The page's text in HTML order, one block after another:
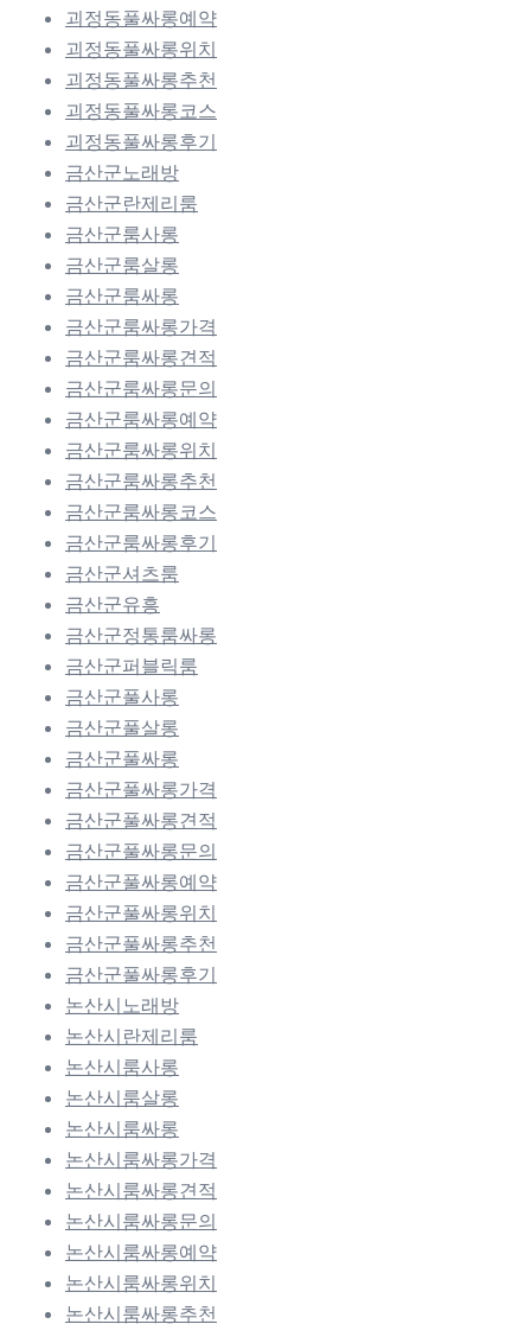
괴정동풀싸롱예약
괴정동풀싸롱위치
괴정동풀싸롱추천
괴정동풀싸롱코스
괴정동풀싸롱후기
금산군노래방
금산군란제리룸
금산군룸사롱
금산군룸살롱
금산군룸싸롱
금산군룸싸롱가격
금산군룸싸롱견적
금산군룸싸롱문의
금산군룸싸롱예약
금산군룸싸롱위치
금산군룸싸롱추천
금산군룸싸롱코스
금산군룸싸롱후기
금산군셔츠룸
금산군유흥
금산군정통룸싸롱
금산군퍼블릭룸
금산군풀사롱
금산군풀살롱
금산군풀싸롱
금산군풀싸롱가격
금산군풀싸롱견적
금산군풀싸롱문의
금산군풀싸롱예약
금산군풀싸롱위치
금산군풀싸롱추천
금산군풀싸롱후기
논산시노래방
논산시란제리룸
논산시룸사롱
논산시룸살롱
논산시룸싸롱
논산시룸싸롱가격
논산시룸싸롱견적
논산시룸싸롱문의
논산시룸싸롱예약
논산시룸싸롱위치
논산시룸싸롱추천